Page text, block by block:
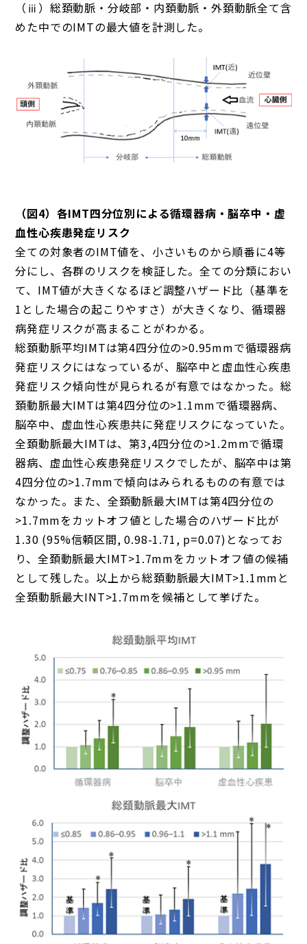
（ⅲ）総頚動脈・分岐部・内頚動脈・外頚動脈全て含
めた中でのIMTの最大値を計測した。
（図4）各IMT四分位別による循環器病・脳卒中・虚
血性心疾患発症リスク
全ての対象者のIMT値を、小さいものから順番に4等
分にし、各群のリスクを検証した。全ての分類におい
て、IMT値が大きくなるほど調整ハザード比（基準を
1とした場合の起こりやすさ）が大きくなり、循環器
病発症リスクが高まることがわかる。
総頚動脈平均IMTは第4四分位の>0.95mmで循環器病
発症リスクにはなっているが、脳卒中と虚血性心疾患
発症リスク傾向性が見られるが有意ではなかった。総
頚動脈最大IMTは第4四分位の>1.1mmで循環器病、
脳卒中、虚血性心疾患共に発症リスクになっていた。
全頚動脈最大IMTは、第3,4四分位の>1.2mmで循環
器病、虚血性心疾患発症リスクでしたが、脳卒中は第
4四分位の>1.7mmで傾向はみられるものの有意では
なかった。また、全頚動脈最大IMTは第4四分位の
>1.7mmをカットオフ値とした場合のハザード比が
1.30 (95%信頼区間, 0.98-1.71, p=0.07)となってお
り、全頚動脈最大IMT>1.7mmをカットオフ値の候補
として残した。以上から総頚動脈最大IMT>1.1mmと
全頚動脈最大INT>1.7mmを候補として挙げた。